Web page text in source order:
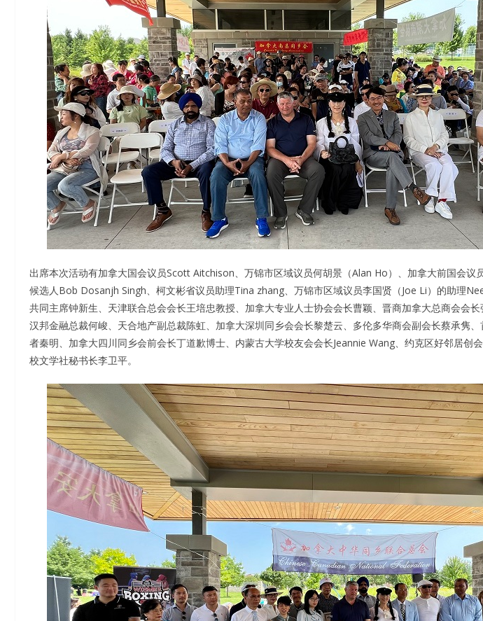
出席本次活动有加拿大国会议员Scott Aitchison、万锦市区域议员何胡景（Alan Ho）、加拿大前国会议
候选人Bob Dosanjh Singh、柯文彬省议员助理Tina zhang、万锦市区域议员李国贤（Joe Li）的助理
共同主席钟新生、天津联合总会会长王培忠教授、加拿大专业人士协会会长曹颖、晋商加拿大总商会会长
汉邦金融总裁何峻、天合地产副总裁陈虹、加拿大深圳同乡会会长黎楚云、多伦多华商会副会长蔡承隽
者秦明、加拿大四川同乡会前会长丁道歉博士、内蒙古大学校友会会长Jeannie Wang、约克区好邻居创
校文学社秘书长李卫平。